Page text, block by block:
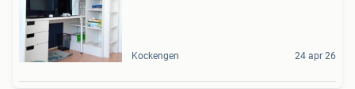
Kockengen 24 apr 26